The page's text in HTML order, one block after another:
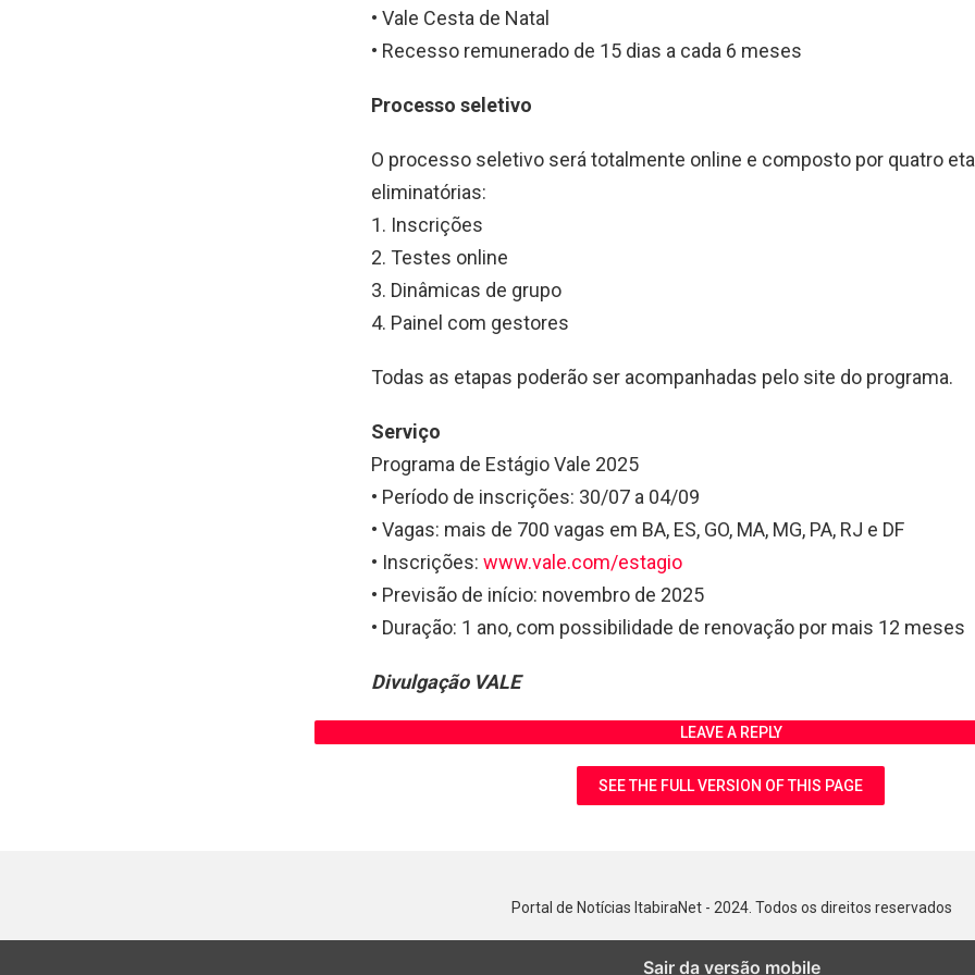
• Vale Cesta de Natal
• Recesso remunerado de 15 dias a cada 6 meses
Processo seletivo
O processo seletivo será totalmente online e composto por quatro
eliminatórias:
1. Inscrições
2. Testes online
3. Dinâmicas de grupo
4. Painel com gestores
Todas as etapas poderão ser acompanhadas pelo site do programa.
Serviço
Programa de Estágio Vale 2025
• Período de inscrições: 30/07 a 04/09
• Vagas: mais de 700 vagas em BA, ES, GO, MA, MG, PA, RJ e DF
• Inscrições: www.vale.com/estagio
• Previsão de início: novembro de 2025
• Duração: 1 ano, com possibilidade de renovação por mais 12 meses
Divulgação VALE
LEAVE A REPLY
SEE THE FULL VERSION OF THIS PAGE
Portal de Notícias ItabiraNet - 2024. Todos os direitos reservados
Sair da versão mobile